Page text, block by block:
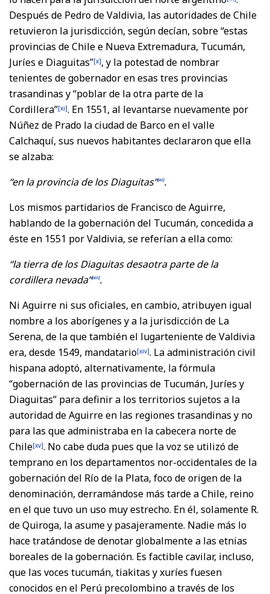
Después de Pedro de Valdivia, las autoridades de Chile
retuvieron la jurisdicción, según decían, sobre “estas
provincias de Chile e Nueva Extremadura, Tucumán,
Juríes e Diaguitas”[x], y la potestad de nombrar
tenientes de gobernador en esas tres provincias
trasandinas y “poblar de la otra parte de la
Cordillera”[xi]. En 1551, al levantarse nuevamente por
Núñez de Prado la ciudad de Barco en el valle
Calchaquí, sus nuevos habitantes declararon que ella
se alzaba:
“en la provincia de los Diaguitas”[xii].
Los mismos partidarios de Francisco de Aguirre,
hablando de la gobernación del Tucumán, concedida a
éste en 1551 por Valdivia, se referían a ella como:
“la tierra de los Diaguitas desaotra parte de la
cordillera nevada”[xiii].
Ni Aguirre ni sus oficiales, en cambio, atribuyen igual
nombre a los aborígenes y a la jurisdicción de La
Serena, de la que también el lugarteniente de Valdivia
era, desde 1549, mandatario[xiv]. La administración civil
hispana adoptó, alternativamente, la fórmula
“gobernación de las provincias de Tucumán, Juríes y
Diaguitas” para definir a los territorios sujetos a la
autoridad de Aguirre en las regiones trasandinas y no
para las que administraba en la cabecera norte de
Chile[xv]. No cabe duda pues que la voz se utilizó de
temprano en los departamentos nor-occidentales de la
gobernación del Río de la Plata, foco de origen de la
denominación, derramándose más tarde a Chile, reino
en el que tuvo un uso muy estrecho. En él, solamente R.
de Quiroga, la asume y pasajeramente. Nadie más lo
hace tratándose de denotar globalmente a las etnias
boreales de la gobernación. Es factible cavilar, incluso,
que las voces tucumán, tiakitas y xuríes fuesen
conocidos en el Perú precolombino a través de los